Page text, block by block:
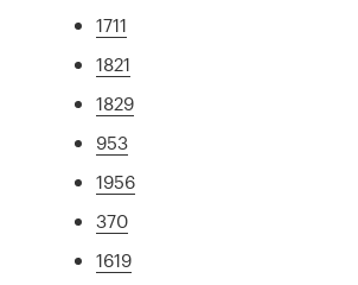
1711
1821
1829
953
1956
370
1619